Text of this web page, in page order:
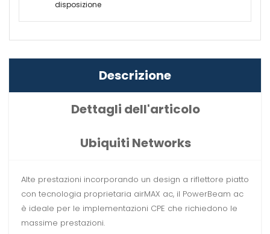
disposizione
Descrizione
Dettagli dell'articolo
Ubiquiti Networks
Alte prestazioni incorporando un design a riflettore piatto
con tecnologia proprietaria airMAX ac, il PowerBeam ac
è ideale per le implementazioni CPE che richiedono le
massime prestazioni.